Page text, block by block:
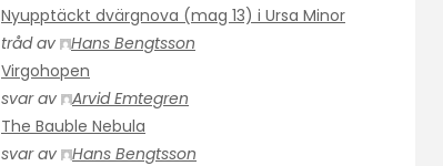
Nyupptäckt dvärgnova (mag 13) i Ursa Minor
tråd av
Hans Bengtsson
Virgohopen
svar av
Arvid Emtegren
The Bauble Nebula
svar av
Hans Bengtsson